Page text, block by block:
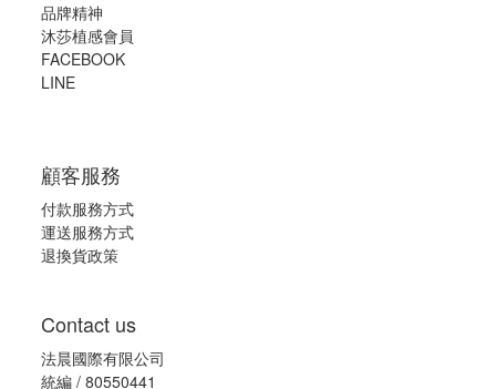
品牌精神
沐莎植感會員
FACEBOOK
LINE
顧客服務
付款服務方式
運送服務方式
退換貨政策
Contact us
法晨國際有限公司
統編 / 80550441